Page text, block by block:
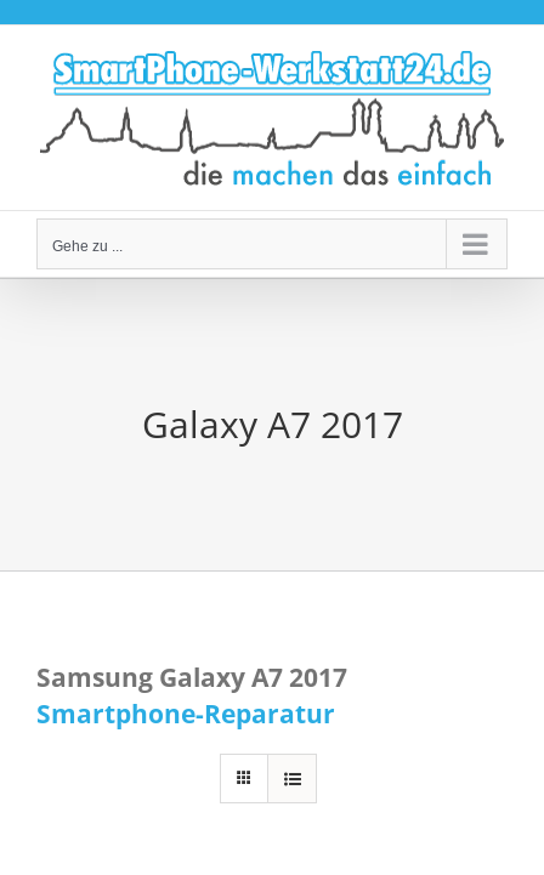
springen
Gehe zu ...
Galaxy A7 2017
Samsung Galaxy A7 2017
Smartphone-Reparatur